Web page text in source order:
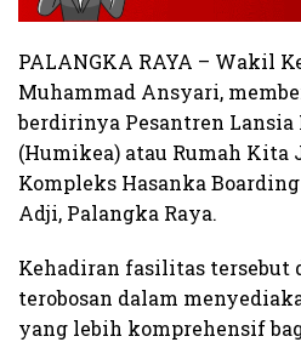
PALANGKA RAYA – Wakil
Muhammad Ansyari,
berdirinya Pesantren Lansia
(Humikea) atau Rumah Kita
Kompleks Hasanka
Adji, Palangka Raya.
Kehadiran fasilitas tersebut
terobosan dalam
yang lebih komprehensif